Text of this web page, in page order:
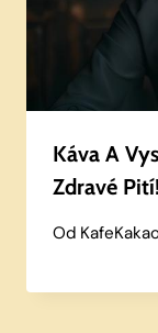
Káva A
Zdravé Pití!
Od